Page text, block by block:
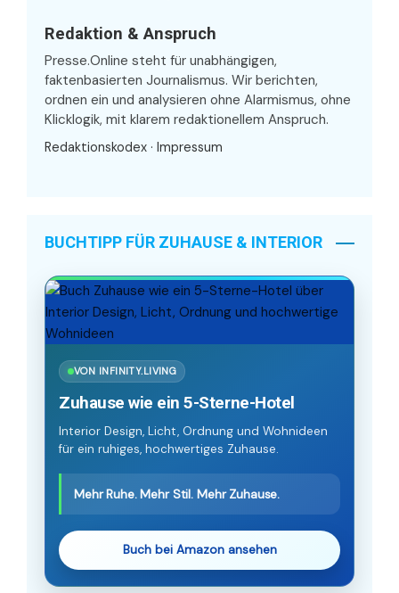
Redaktion & Anspruch
Presse.Online steht für unabhängigen,
faktenbasierten Journalismus. Wir berichten,
ordnen ein und analysieren ohne Alarmismus, ohne
Klicklogik, mit klarem redaktionellem Anspruch.
Redaktionskodex · Impressum
BUCHTIPP FÜR ZUHAUSE & INTERIOR
VON INFINITY.LIVING
Zuhause wie ein 5-Sterne-Hotel
Interior Design, Licht, Ordnung und Wohnideen
für ein ruhiges, hochwertiges Zuhause.
Mehr Ruhe. Mehr Stil. Mehr Zuhause.
Buch bei Amazon ansehen